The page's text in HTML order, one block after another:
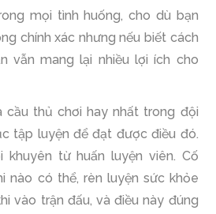
mọi tình huống, cho dù bạn
chính xác nhưng nếu biết cách
vẫn mang lại nhiều lợi ích cho
cầu thủ chơi hay nhất trong đội
tập luyện để đạt được điều đó.
khuyên từ huấn luyện viên. Cố
nào có thể, rèn luyện sức khỏe
vào trận đấu, và điều này đúng